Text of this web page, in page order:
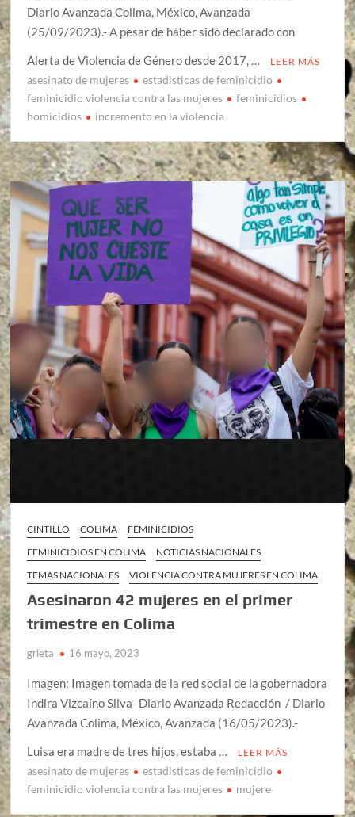
Diario Avanzada Colima, México, Avanzada
(25/09/2023).- A pesar de haber sido declarado con
Alerta de Violencia de Género desde 2017, …
LEER MÁS
asesinato de mujeres
estadisticas de feminicidio
feminicidio violencia contra las mujeres
feminicidios
homicidios
incremento en la violencia
CINTILLO COLIMA
FEMINICIDIOS
FEMINICIDIOS EN COLIMA
NOTICIAS NACIONALES
TEMAS NACIONALES
VIOLENCIA CONTRA MUJERES EN COLIMA
Asesinaron 42 mujeres en el primer
trimestre en Colima
grieta 16 mayo, 2023
Imagen: Imagen tomada de la red social de la gobernadora
Indira Vizcaíno Silva- Diario Avanzada Redacción / Diario
Avanzada Colima, México, Avanzada (16/05/2023).-
Luisa era madre de tres hijos, estaba …
LEER MÁS
asesinato de mujeres
estadisticas de feminicidio
feminicidio violencia contra las mujeres
mujere